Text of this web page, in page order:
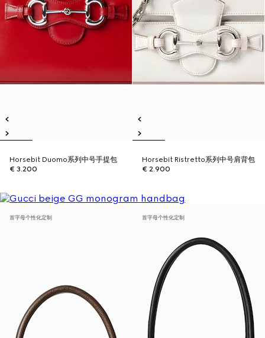
Horsebit Duomo系列中号手提包
€ 3.200
Horsebit Ristretto系列中号肩背包
€ 2.900
首字母个性化定制 首字母个性化定制